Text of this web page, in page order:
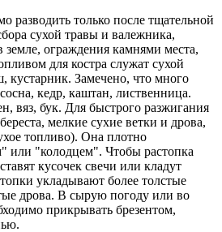
разводить только после тщательной
сухой травы и валежника,
земле, ограждения камнями места,
для костра служат сухой
кустарник. Замечено, что много
кедр, каштан, лиственница.
вяз, бук. Для быстрого разжигания
мелкие сухие ветки и дрова,
топливо). Она плотно
или "колодцем". Чтобы растопка
кусочек свечи или кладут
укладывают более толстые
дрова. В сырую погоду или во
прикрывать брезентом,